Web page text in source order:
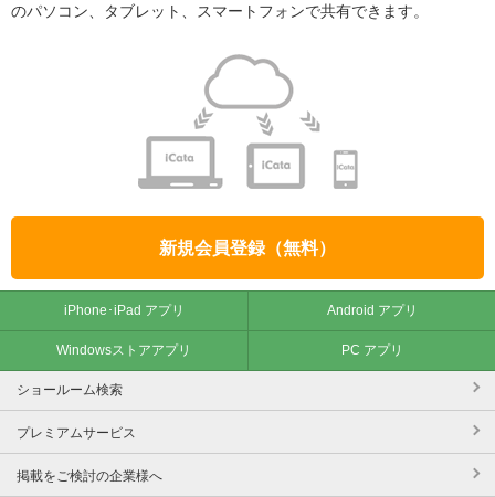
のパソコン、タブレット、スマートフォンで共有できます。
新規会員登録（無料）
iPhone･iPad アプリ Android アプリ
Windowsストアアプリ PC アプリ
ショールーム検索
プレミアムサービス
掲載をご検討の企業様へ